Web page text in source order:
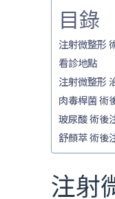
目錄
注射微整形
看診地點
注射微整形
肉毒桿菌 術
玻尿酸 術後
舒顏萃 術後
注射